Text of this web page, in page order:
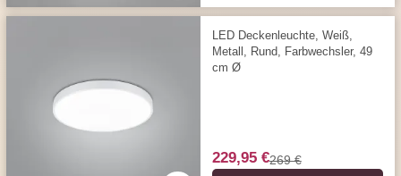
LED Deckenleuchte, Weiß,
Metall, Rund, Farbwechsler, 49
cm Ø
229,95 €269 €